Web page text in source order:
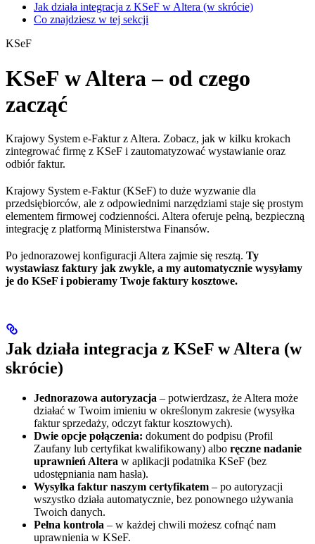
Jak działa integracja z KSeF w Altera (w skrócie)
Co znajdziesz w tej sekcji
KSeF
KSeF w Altera – od czego
zacząć
Krajowy System e-Faktur z Altera. Zobacz, jak w kilku krokach
zintegrować firmę z KSeF i zautomatyzować wystawianie oraz
odbiór faktur.
Krajowy System e‑Faktur (KSeF) to duże wyzwanie dla
przedsiębiorców, ale z odpowiednimi narzędziami staje się prostym
elementem firmowej codzienności. Altera oferuje pełną, bezpieczną
integrację z platformą Ministerstwa Finansów.
Po jednorazowej konfiguracji Altera zajmie się resztą. Ty
wystawiasz faktury jak zwykle, a my automatycznie wysyłamy
je do KSeF i pobieramy Twoje faktury kosztowe.
Jak działa integracja z KSeF w Altera (w
skrócie)
Jednorazowa autoryzacja – potwierdzasz, że Altera może
działać w Twoim imieniu w określonym zakresie (wysyłka
faktur sprzedaży, odczyt faktur kosztowych).
Dwie opcje połączenia: dokument do podpisu (Profil
Zaufany lub certyfikat kwalifikowany) albo ręczne nadanie
uprawnień Altera w aplikacji podatnika KSeF (bez
udostępniania nam hasła).
Wysyłka faktur naszym certyfikatem – po autoryzacji
wszystko działa automatycznie, bez ponownego używania
Twoich danych.
Pełna kontrola – w każdej chwili możesz cofnąć nam
uprawnienia w KSeF.